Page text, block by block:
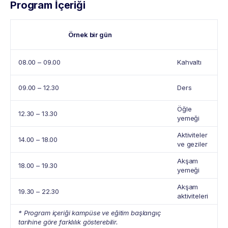
Program İçeriği
Örnek bir gün
08.00 – 09.00 Kahvaltı
09.00 – 12.30 Ders
12.30 – 13.30
Öğle
yemeği
14.00 – 18.00
Aktiviteler
ve geziler
18.00 – 19.30
Akşam
yemeği
19.30 – 22.30
Akşam
aktiviteleri
* Program içeriği kampüse ve eğitim başlangıç
tarihine göre farklılık gösterebilir.